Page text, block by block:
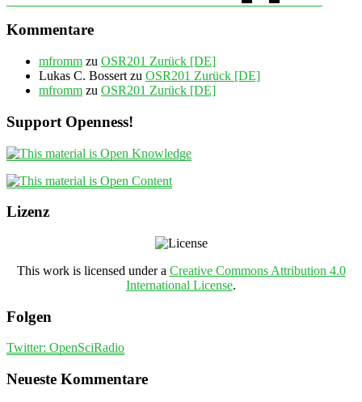
Kommentare
mfromm zu OSR201 Zurück [DE]
Lukas C. Bossert zu OSR201 Zurück [DE]
mfromm zu OSR201 Zurück [DE]
Support Openness!
Lizenz
This work is licensed under a Creative Commons Attribution 4.0
International License.
Folgen
Twitter: OpenSciRadio
Neueste Kommentare